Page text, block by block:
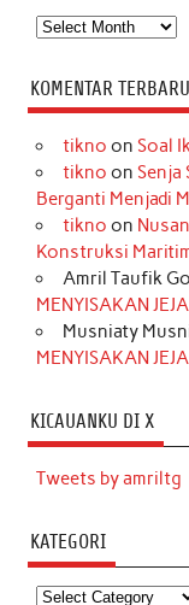
Arsip
KOMENTAR TERBARU
tikno on Soal
tikno on Senja
Berganti Menjadi
tikno on
Konstruksi
Amril Taufik
MENYISAKAN
Musniaty
MENYISAKAN
KICAUANKU DI X
Tweets by amriltg
KATEGORI
Kategori